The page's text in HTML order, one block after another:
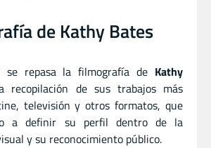
de Kathy Bates
se repasa la filmografía de Kathy
recopilación de sus trabajos más
televisión y otros formatos, que
a definir su perfil dentro de la
y su reconocimiento público.